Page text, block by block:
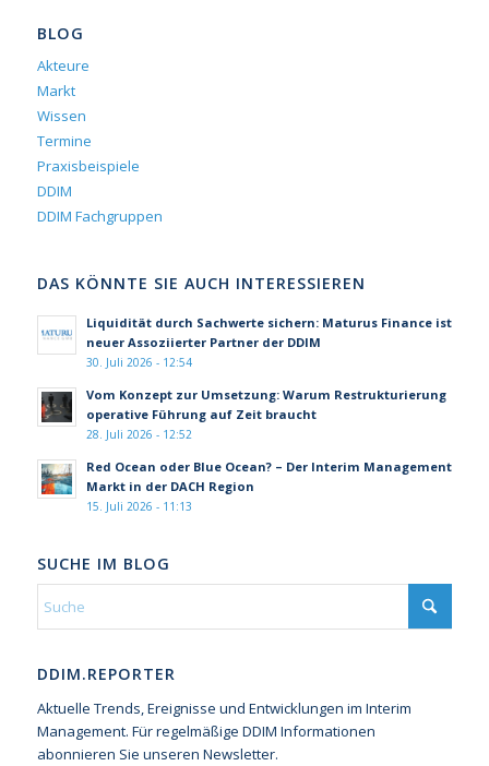
BLOG
Akteure
Markt
Wissen
Termine
Praxisbeispiele
DDIM
DDIM Fachgruppen
DAS KÖNNTE SIE AUCH INTERESSIEREN
Liquidität durch Sachwerte sichern: Maturus Finance ist
neuer Assoziierter Partner der DDIM
30. Juli 2026 - 12:54
Vom Konzept zur Umsetzung: Warum Restrukturierung
operative Führung auf Zeit braucht
28. Juli 2026 - 12:52
Red Ocean oder Blue Ocean? – Der Interim Management
Markt in der DACH Region
15. Juli 2026 - 11:13
SUCHE IM BLOG
DDIM.REPORTER
Aktuelle Trends, Ereignisse und Entwicklungen im Interim
Management. Für regelmäßige DDIM Informationen
abonnieren Sie unseren Newsletter.